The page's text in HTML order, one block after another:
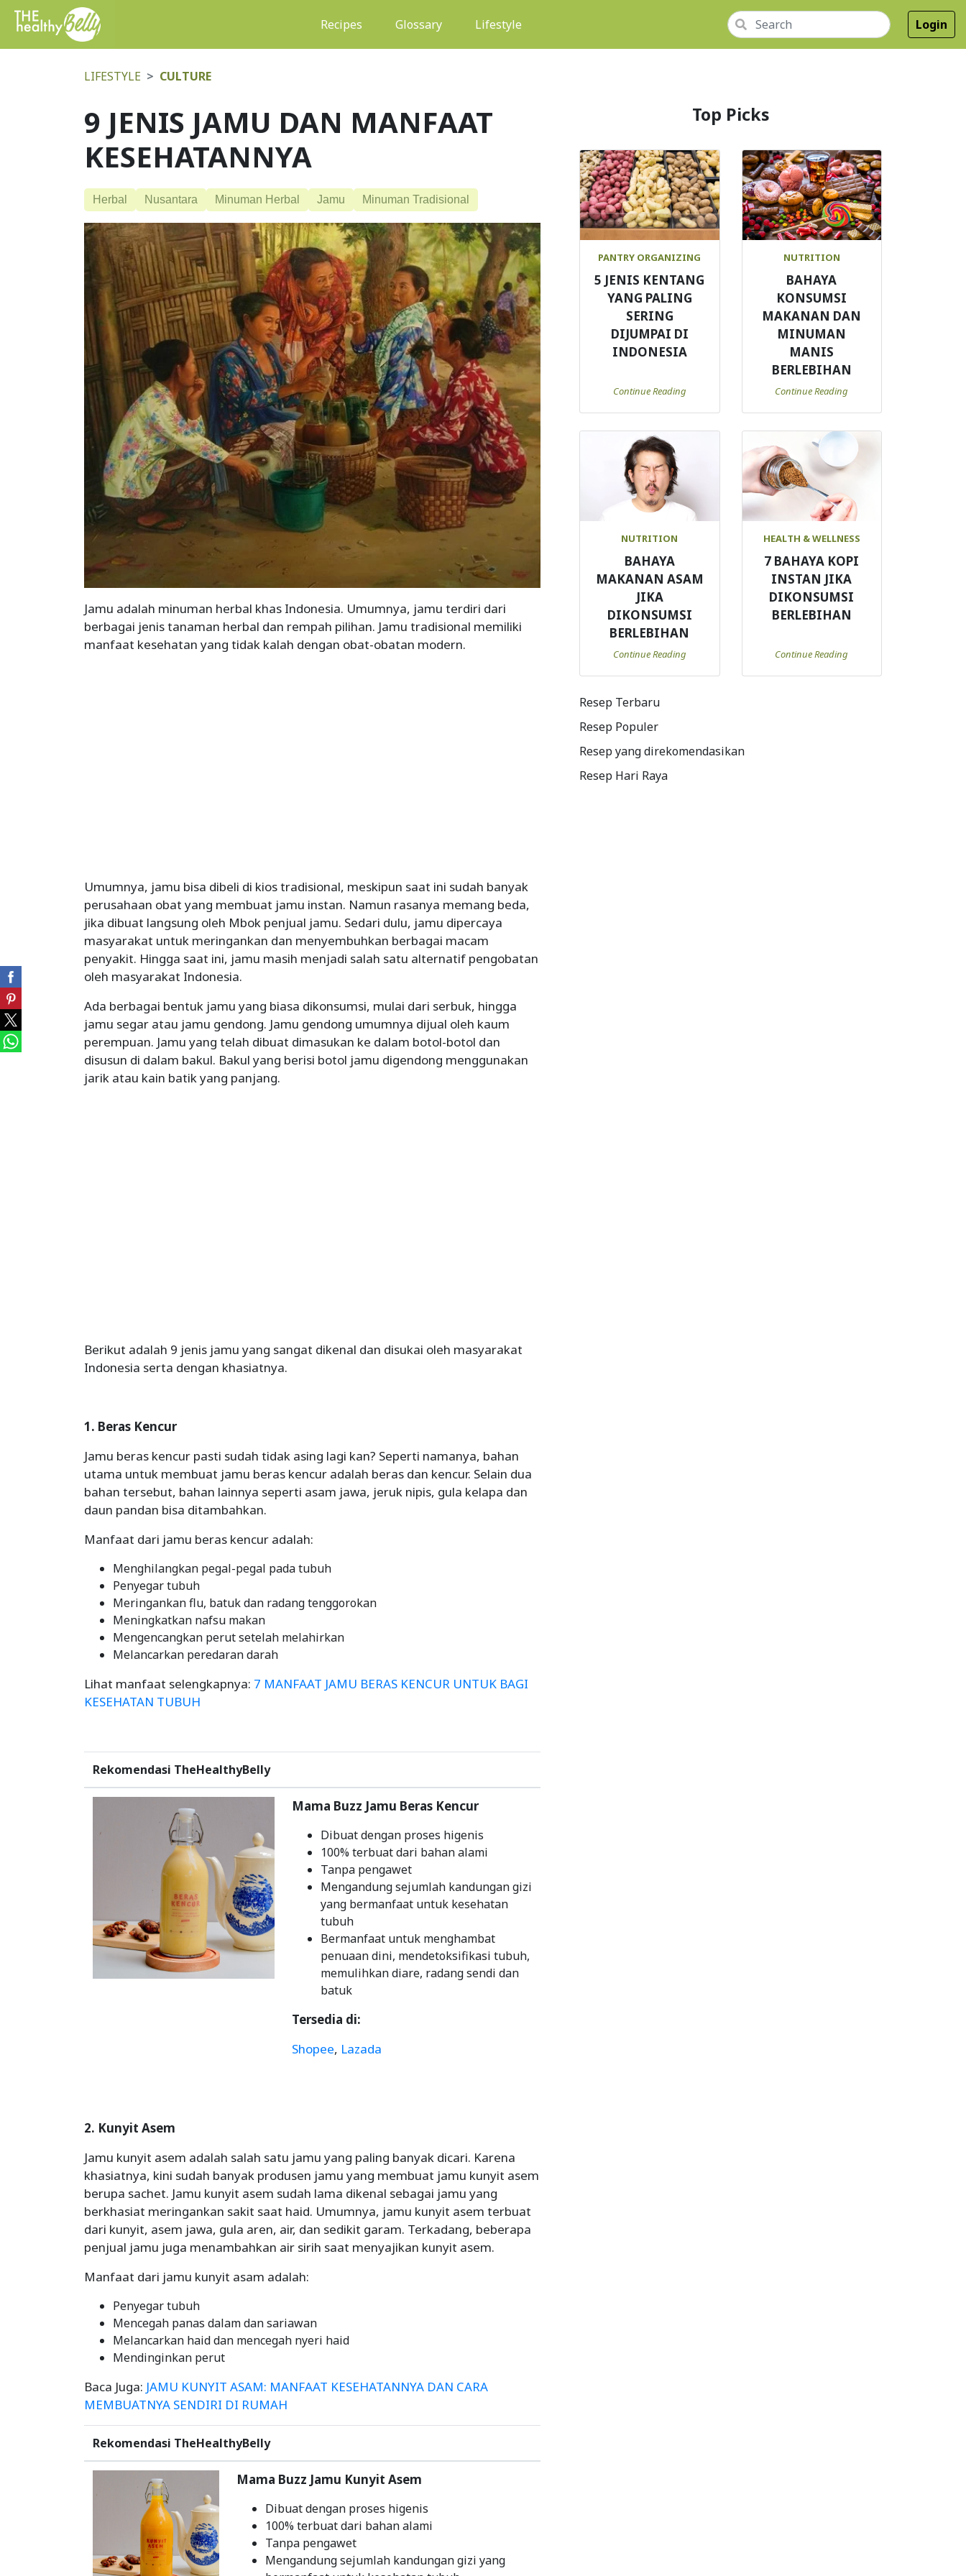
Recipes (current)Glossary Lifestyle Login
LIFESTYLE CULTURE
9 JENIS JAMU DAN MANFAAT
KESEHATANNYA
Herbal Nusantara Minuman Herbal Jamu Minuman Tradisional
Jamu adalah minuman herbal khas Indonesia. Umumnya, jamu terdiri dari
berbagai jenis tanaman herbal dan rempah pilihan. Jamu tradisional memiliki
manfaat kesehatan yang tidak kalah dengan obat-obatan modern.
Umumnya, jamu bisa dibeli di kios tradisional, meskipun saat ini sudah banyak
perusahaan obat yang membuat jamu instan. Namun rasanya memang beda,
jika dibuat langsung oleh Mbok penjual jamu. Sedari dulu, jamu dipercaya
masyarakat untuk meringankan dan menyembuhkan berbagai macam
penyakit. Hingga saat ini, jamu masih menjadi salah satu alternatif pengobatan
oleh masyarakat Indonesia.
Ada berbagai bentuk jamu yang biasa dikonsumsi, mulai dari serbuk, hingga
jamu segar atau jamu gendong. Jamu gendong umumnya dijual oleh kaum
perempuan. Jamu yang telah dibuat dimasukan ke dalam botol-botol dan
disusun di dalam bakul. Bakul yang berisi botol jamu digendong menggunakan
jarik atau kain batik yang panjang.
Berikut adalah 9 jenis jamu yang sangat dikenal dan disukai oleh masyarakat
Indonesia serta dengan khasiatnya.
1. Beras Kencur
Jamu beras kencur pasti sudah tidak asing lagi kan? Seperti namanya, bahan
utama untuk membuat jamu beras kencur adalah beras dan kencur. Selain dua
bahan tersebut, bahan lainnya seperti asam jawa, jeruk nipis, gula kelapa dan
daun pandan bisa ditambahkan.
Manfaat dari jamu beras kencur adalah:
Menghilangkan pegal-pegal pada tubuh
Penyegar tubuh
Meringankan flu, batuk dan radang tenggorokan
Meningkatkan nafsu makan
Mengencangkan perut setelah melahirkan
Melancarkan peredaran darah
Lihat manfaat selengkapnya: 7 MANFAAT JAMU BERAS KENCUR UNTUK BAGI
KESEHATAN TUBUH
Rekomendasi TheHealthyBelly
Mama Buzz Jamu Beras Kencur
Dibuat dengan proses higenis
100% terbuat dari bahan alami
Tanpa pengawet
Mengandung sejumlah kandungan gizi
yang bermanfaat untuk kesehatan
tubuh
Bermanfaat untuk menghambat
penuaan dini, mendetoksifikasi tubuh,
memulihkan diare, radang sendi dan
batuk
Tersedia di:
Shopee, Lazada
2. Kunyit Asem
Jamu kunyit asem adalah salah satu jamu yang paling banyak dicari. Karena
khasiatnya, kini sudah banyak produsen jamu yang membuat jamu kunyit asem
berupa sachet. Jamu kunyit asem sudah lama dikenal sebagai jamu yang
berkhasiat meringankan sakit saat haid. Umumnya, jamu kunyit asem terbuat
dari kunyit, asem jawa, gula aren, air, dan sedikit garam. Terkadang, beberapa
penjual jamu juga menambahkan air sirih saat menyajikan kunyit asem.
Manfaat dari jamu kunyit asam adalah:
Penyegar tubuh
Mencegah panas dalam dan sariawan
Melancarkan haid dan mencegah nyeri haid
Mendinginkan perut
Baca Juga: JAMU KUNYIT ASAM: MANFAAT KESEHATANNYA DAN CARA
MEMBUATNYA SENDIRI DI RUMAH
Rekomendasi TheHealthyBelly
Mama Buzz Jamu Kunyit Asem
Dibuat dengan proses higenis
100% terbuat dari bahan alami
Tanpa pengawet
Mengandung sejumlah kandungan gizi yang
Top Picks
PANTRY ORGANIZING
5 JENIS KENTANG
YANG PALING
SERING
DIJUMPAI DI
INDONESIA
Continue Reading
NUTRITION
BAHAYA
KONSUMSI
MAKANAN DAN
MINUMAN
MANIS
BERLEBIHAN
Continue Reading
NUTRITION
BAHAYA
MAKANAN ASAM
JIKA
DIKONSUMSI
BERLEBIHAN
Continue Reading
HEALTH & WELLNESS
7 BAHAYA KOPI
INSTAN JIKA
DIKONSUMSI
BERLEBIHAN
Continue Reading
Resep Terbaru
Resep Populer
Resep yang direkomendasikan
Resep Hari Raya